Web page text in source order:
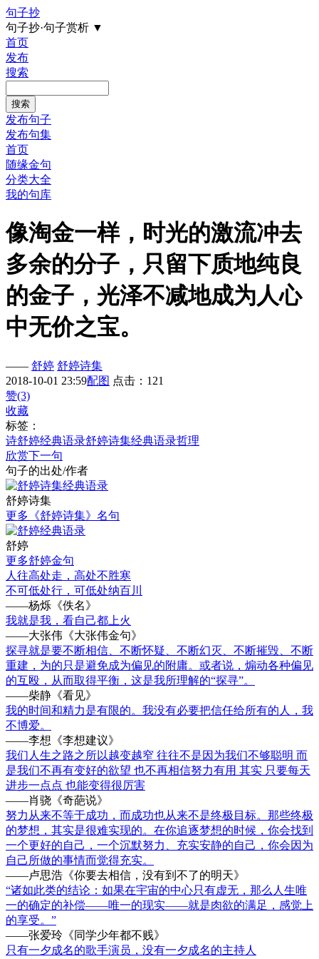
句子抄
句子抄·句子赏析 ▼
首页
发布
搜索
发布句子
发布句集
首页
随缘金句
分类大全
我的句库
像淘金一样，时光的激流冲去
多余的分子，只留下质地纯良
的金子，光泽不减地成为人心
中无价之宝。
—— 舒婷 舒婷诗集
2018-10-01 23:59配图 点击：121
赞(3)
收藏
标签：
诗舒婷经典语录舒婷诗集经典语录哲理
欣赏下一句
句子的出处/作者
舒婷诗集
更多《舒婷诗集》名句
舒婷
更多舒婷金句
人往高处走，高处不胜寒
不可低处行，可低处纳百川
——杨烁《佚名》
我就是我，看自己都上火
——大张伟《大张伟金句》
探寻就是要不断相信、不断怀疑、不断幻灭、不断摧毁、不断
重建，为的只是避免成为偏见的附庸。或者说，煽动各种偏见
的互殴，从而取得平衡，这是我所理解的“探寻”。
——柴静《看见》
我的时间和精力是有限的。我没有必要把信任给所有的人，我
不博爱。
——李想《李想建议》
我们人生之路之所以越变越窄 往往不是因为我们不够聪明 而
是我们不再有变好的欲望 也不再相信努力有用 其实 只要每天
进步一点点 也能变得很厉害
——肖骁《奇葩说》
努力从来不等于成功，而成功也从来不是终极目标。那些终极
的梦想，其实是很难实现的。在你追逐梦想的时候，你会找到
一个更好的自己，一个沉默努力、充实安静的自己，你会因为
自己所做的事情而觉得充实。
——卢思浩《你要去相信，没有到不了的明天》
“诸如此类的结论：如果在宇宙的中心只有虚无，那么人生唯
一的确定的补偿——唯一的现实——就是肉欲的满足，感觉上
的享受。”
——张爱玲《同学少年都不贱》
只有一夕成名的歌手演员，没有一夕成名的主持人